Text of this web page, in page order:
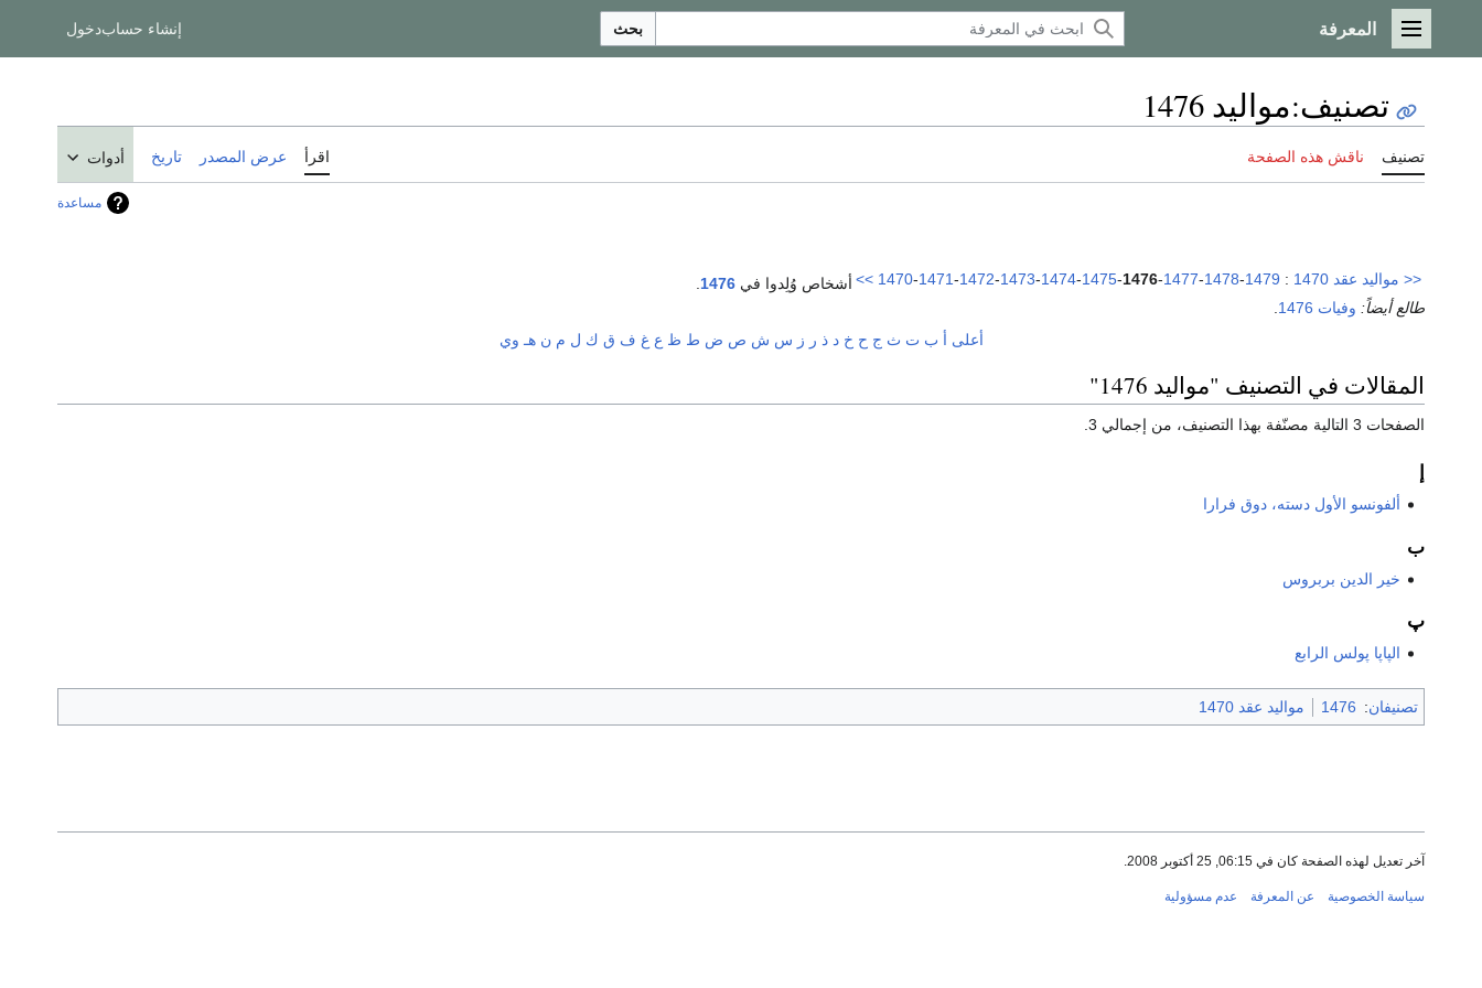
القائمة الرئيسية
المعرفة بحث إنشاء حسابدخول
تصنيف:مواليد 1476
تصنيف ناقش هذه الصفحة اقرأ عرض المصدر تاريخ أدوات
مساعدة
<< مواليد عقد 1470 :
1470-1471-1472-1473-1474-1475-1476-1477-1478-1479
>> أشخاص وُلِدوا في 1476
طالع أيضاً: وفيات 1476
أعلى أ ب ت ث ج ح خ د ذ ر ز س ش ص ض ط ظ ع غ ف ق ك ل م ن هـ وي
المقالات في التصنيف "مواليد 1476"
الصفحات 3 التالية مصنّفة بهذا التصنيف، من إجمالي 3.
إ
ألفونسو الأول دسته، دوق فرارا
ب
خير الدين بربروس
پ
الپاپا پولس الرابع
تصنيفان:
1476 مواليد عقد 1470
آخر تعديل لهذه الصفحة كان في 06:15, 25 أكتوبر 2008.
سياسة الخصوصية عن المعرفة عدم مسؤولية